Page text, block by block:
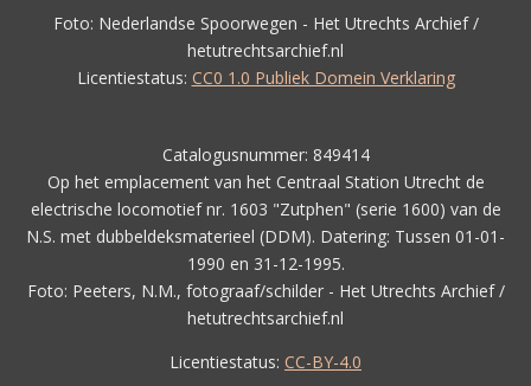
Foto: Nederlandse Spoorwegen - Het Utrechts Archief /
hetutrechtsarchief.nl
Licentiestatus: CC0 1.0 Publiek Domein Verklaring
Catalogusnummer: 849414
Op het emplacement van het Centraal Station Utrecht de
electrische locomotief nr. 1603 "Zutphen" (serie 1600) van de
N.S. met dubbeldeksmaterieel (DDM). Datering: Tussen 01-01-
1990 en 31-12-1995.
Foto: Peeters, N.M., fotograaf/schilder - Het Utrechts Archief /
hetutrechtsarchief.nl
Licentiestatus: CC-BY-4.0